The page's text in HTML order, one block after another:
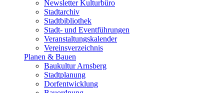
Newsletter Kulturbüro
Stadtarchiv
Stadtbibliothek
Stadt- und Eventführungen
Veranstaltungskalender
Vereinsverzeichnis
Planen & Bauen
Baukultur Arnsberg
Stadtplanung
Dorfentwicklung